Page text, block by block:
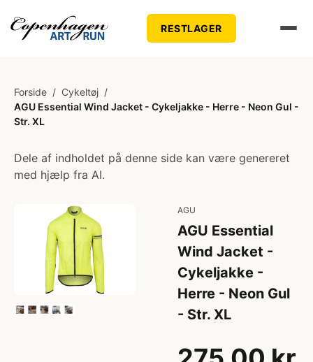
RESTLAGER
Forside / Cykeltøj /
AGU Essential Wind Jacket - Cykeljakke - Herre - Neon Gul -
Str. XL
Dele af indholdet på denne side kan være genereret
med hjælp fra AI.
AGU
AGU Essential
Wind Jacket -
Cykeljakke -
Herre - Neon Gul
- Str. XL